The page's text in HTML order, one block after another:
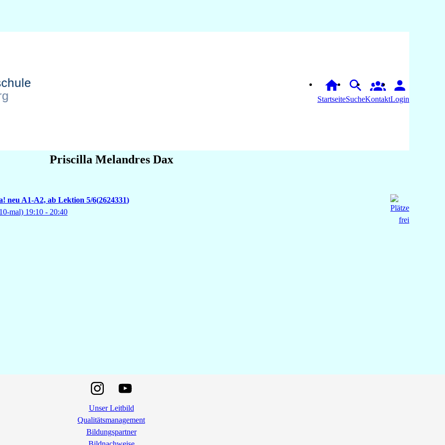
StartseiteSuche Login
Priscilla Melandres Dax
neu A1-A2, ab Lektion 5/6 2624331
mal) 19:10 - 20:40
Unser Leitbild
Qualitätsmanagement
Bildungspartner